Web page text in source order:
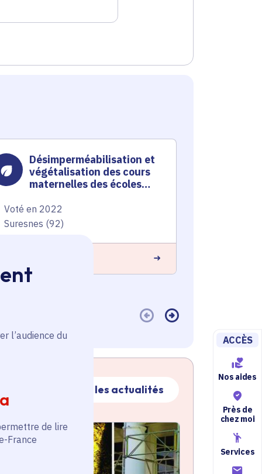
l’audience du
de lire
France
ACCÈS
Nos aides
Près de
chez moi
Services
Désimperméabilisation et
végétalisation des cours
maternelles des écoles
Voté en 2022
Suresnes (92)
Toutes les actualités
active